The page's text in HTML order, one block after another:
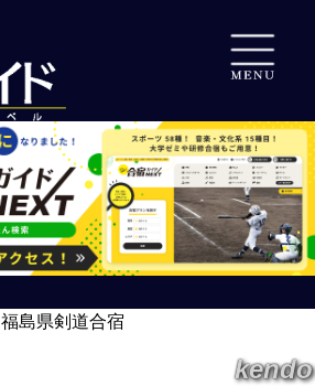
福島県剣道合宿
kendo